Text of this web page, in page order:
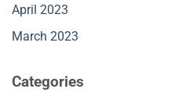
April 2023
March 2023
Categories